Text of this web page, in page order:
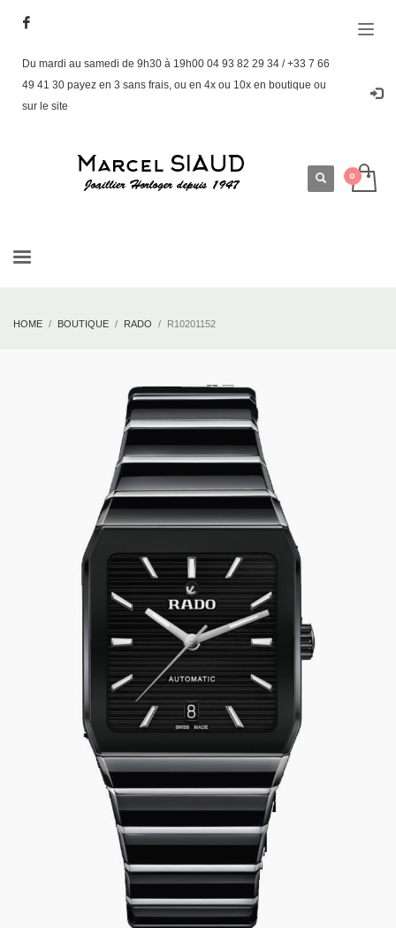
Du mardi au samedi de 9h30 à 19h00 04 93 82 29 34 / +33 7 66
49 41 30 payez en 3 sans frais, ou en 4x ou 10x en boutique ou
sur le site
HOME BOUTIQUE RADO R10201152